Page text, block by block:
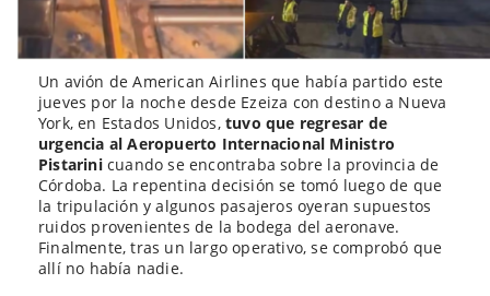
Un avión de American Airlines que había partido este
jueves por la noche desde Ezeiza con destino a Nueva
York, en Estados Unidos, tuvo que regresar de
urgencia al Aeropuerto Internacional Ministro
Pistarinicuando se encontraba sobre la provincia de
Córdoba. La repentina decisión se tomó luego de que
la tripulación y algunos pasajeros oyeran supuestos
ruidos provenientes de la bodega del aeronave.
Finalmente, tras un largo operativo, se comprobó que
allí no había nadie.